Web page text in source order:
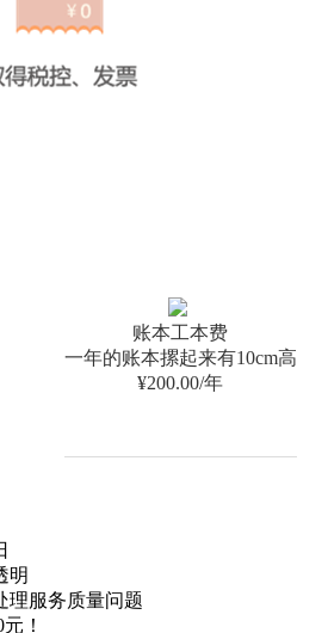
账本工本费
一年的账本摞起来有10cm高
¥200.00/年
明
理服务质量问题
！